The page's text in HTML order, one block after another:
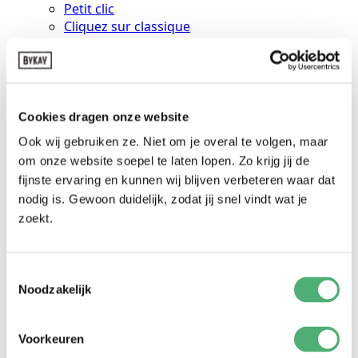
Cookies dragen onze website
Ook wij gebruiken ze. Niet om je overal te volgen, maar
om onze website soepel te laten lopen. Zo krijg jij de
fijnste ervaring en kunnen wij blijven verbeteren waar dat
nodig is. Gewoon duidelijk, zodat jij snel vindt wat je
zoekt.
Noodzakelijk
Voorkeuren
:Petit clic
Cliquez sur classique
Deluxe extensible
Anneaux
Aqua
Porte-hanches
Hipsling
Accessoires
Clips